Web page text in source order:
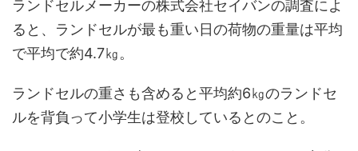
ランドセルメーカーの株式会社セイバンの調査によ
ると、ランドセルが最も重い日の荷物の重量は平均
で平均で約4.7㎏。
ランドセルの重さも含めると平均約6㎏のランドセ
ルを背負って小学生は登校しているとのこと。